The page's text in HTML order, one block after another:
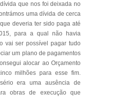
que nos foi deixada no
uma dívida de cerca
deveria ter sido paga até
para a qual não havia
vai ser possível pagar tudo
um plano de pagamentos
alocar ao Orçamento
milhões para esse fim.
era uma ausência de
obras de execução que